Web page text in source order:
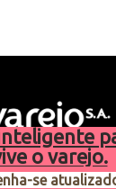
o varejo.
se